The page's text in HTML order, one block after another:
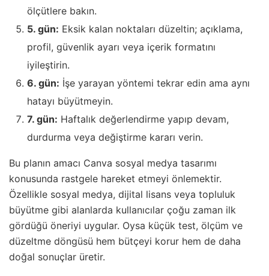
ölçütlere bakın.
5. gün: Eksik kalan noktaları düzeltin; açıklama,
profil, güvenlik ayarı veya içerik formatını
iyileştirin.
6. gün: İşe yarayan yöntemi tekrar edin ama aynı
hatayı büyütmeyin.
7. gün: Haftalık değerlendirme yapıp devam,
durdurma veya değiştirme kararı verin.
Bu planın amacı Canva sosyal medya tasarımı
konusunda rastgele hareket etmeyi önlemektir.
Özellikle sosyal medya, dijital lisans veya topluluk
büyütme gibi alanlarda kullanıcılar çoğu zaman ilk
gördüğü öneriyi uygular. Oysa küçük test, ölçüm ve
düzeltme döngüsü hem bütçeyi korur hem de daha
doğal sonuçlar üretir.